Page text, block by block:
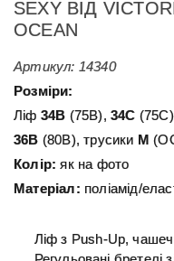
SEXY ВІД
OCEAN
Артикул: 14340
Розміри:
Ліф 34В (75B),34C
36В (80В), трусики М
Колір:як на фото
Матеріал: поліамід/
Ліф з Push-Up,